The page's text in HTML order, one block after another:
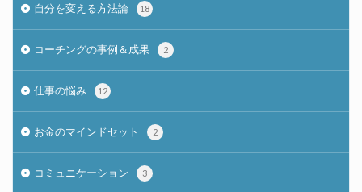
自分を変える方法論 18
コーチングの事例＆成果 2
仕事の悩み 12
お金のマインドセット 2
コミュニケーション 3